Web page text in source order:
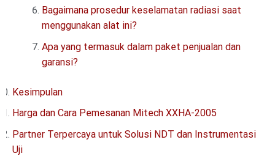
Bagaimana prosedur keselamatan radiasi saat
menggunakan alat ini?
Apa yang termasuk dalam paket penjualan dan
garansi?
Kesimpulan
Harga dan Cara Pemesanan Mitech XXHA-2005
Partner Terpercaya untuk Solusi NDT dan Instrumentasi
Uji